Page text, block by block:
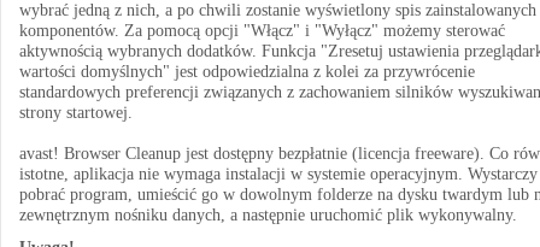
wybrać jedną z nich, a po chwili zostanie wyświetlony spis zainstalowanych
komponentów. Za pomocą opcji "Włącz" i "Wyłącz" możemy sterować
aktywnością wybranych dodatków. Funkcja "Zresetuj ustawienia
wartości domyślnych" jest odpowiedzialna z kolei za przywrócenie
standardowych preferencji związanych z zachowaniem silników
strony startowej.
avast! Browser Cleanup jest dostępny bezpłatnie (licencja freeware). Co
istotne, aplikacja nie wymaga instalacji w systemie operacyjnym. Wystarczy
pobrać program, umieścić go w dowolnym folderze na dysku twardym lub
zewnętrznym nośniku danych, a następnie uruchomić plik wykonywalny.